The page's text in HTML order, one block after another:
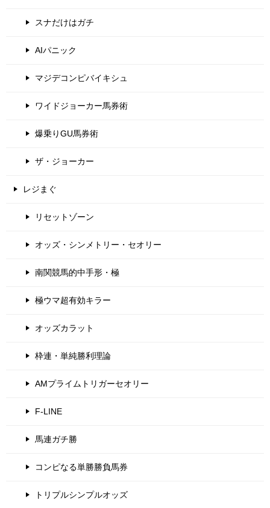
スナだけはガチ
AIパニック
マジデコンピバイキシュ
ワイドジョーカー馬券術
爆乗りGU馬券術
ザ・ジョーカー
レジまぐ
リセットゾーン
オッズ・シンメトリー・セオリー
南関競馬的中手形・極
極ウマ超有効キラー
オッズカラット
枠連・単純勝利理論
AMプライムトリガーセオリー
F-LINE
馬連ガチ勝
コンピなる単勝勝負馬券
トリプルシンプルオッズ